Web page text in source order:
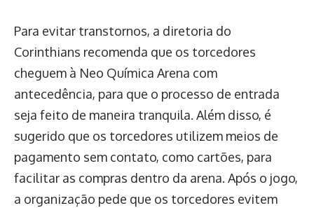
Para evitar transtornos, a diretoria do
Corinthians recomenda que os torcedores
cheguem à Neo Química Arena com
antecedência, para que o processo de entrada
seja feito de maneira tranquila. Além disso, é
sugerido que os torcedores utilizem meios de
pagamento sem contato, como cartões, para
facilitar as compras dentro da arena. Após o jogo,
a organização pede que os torcedores evitem